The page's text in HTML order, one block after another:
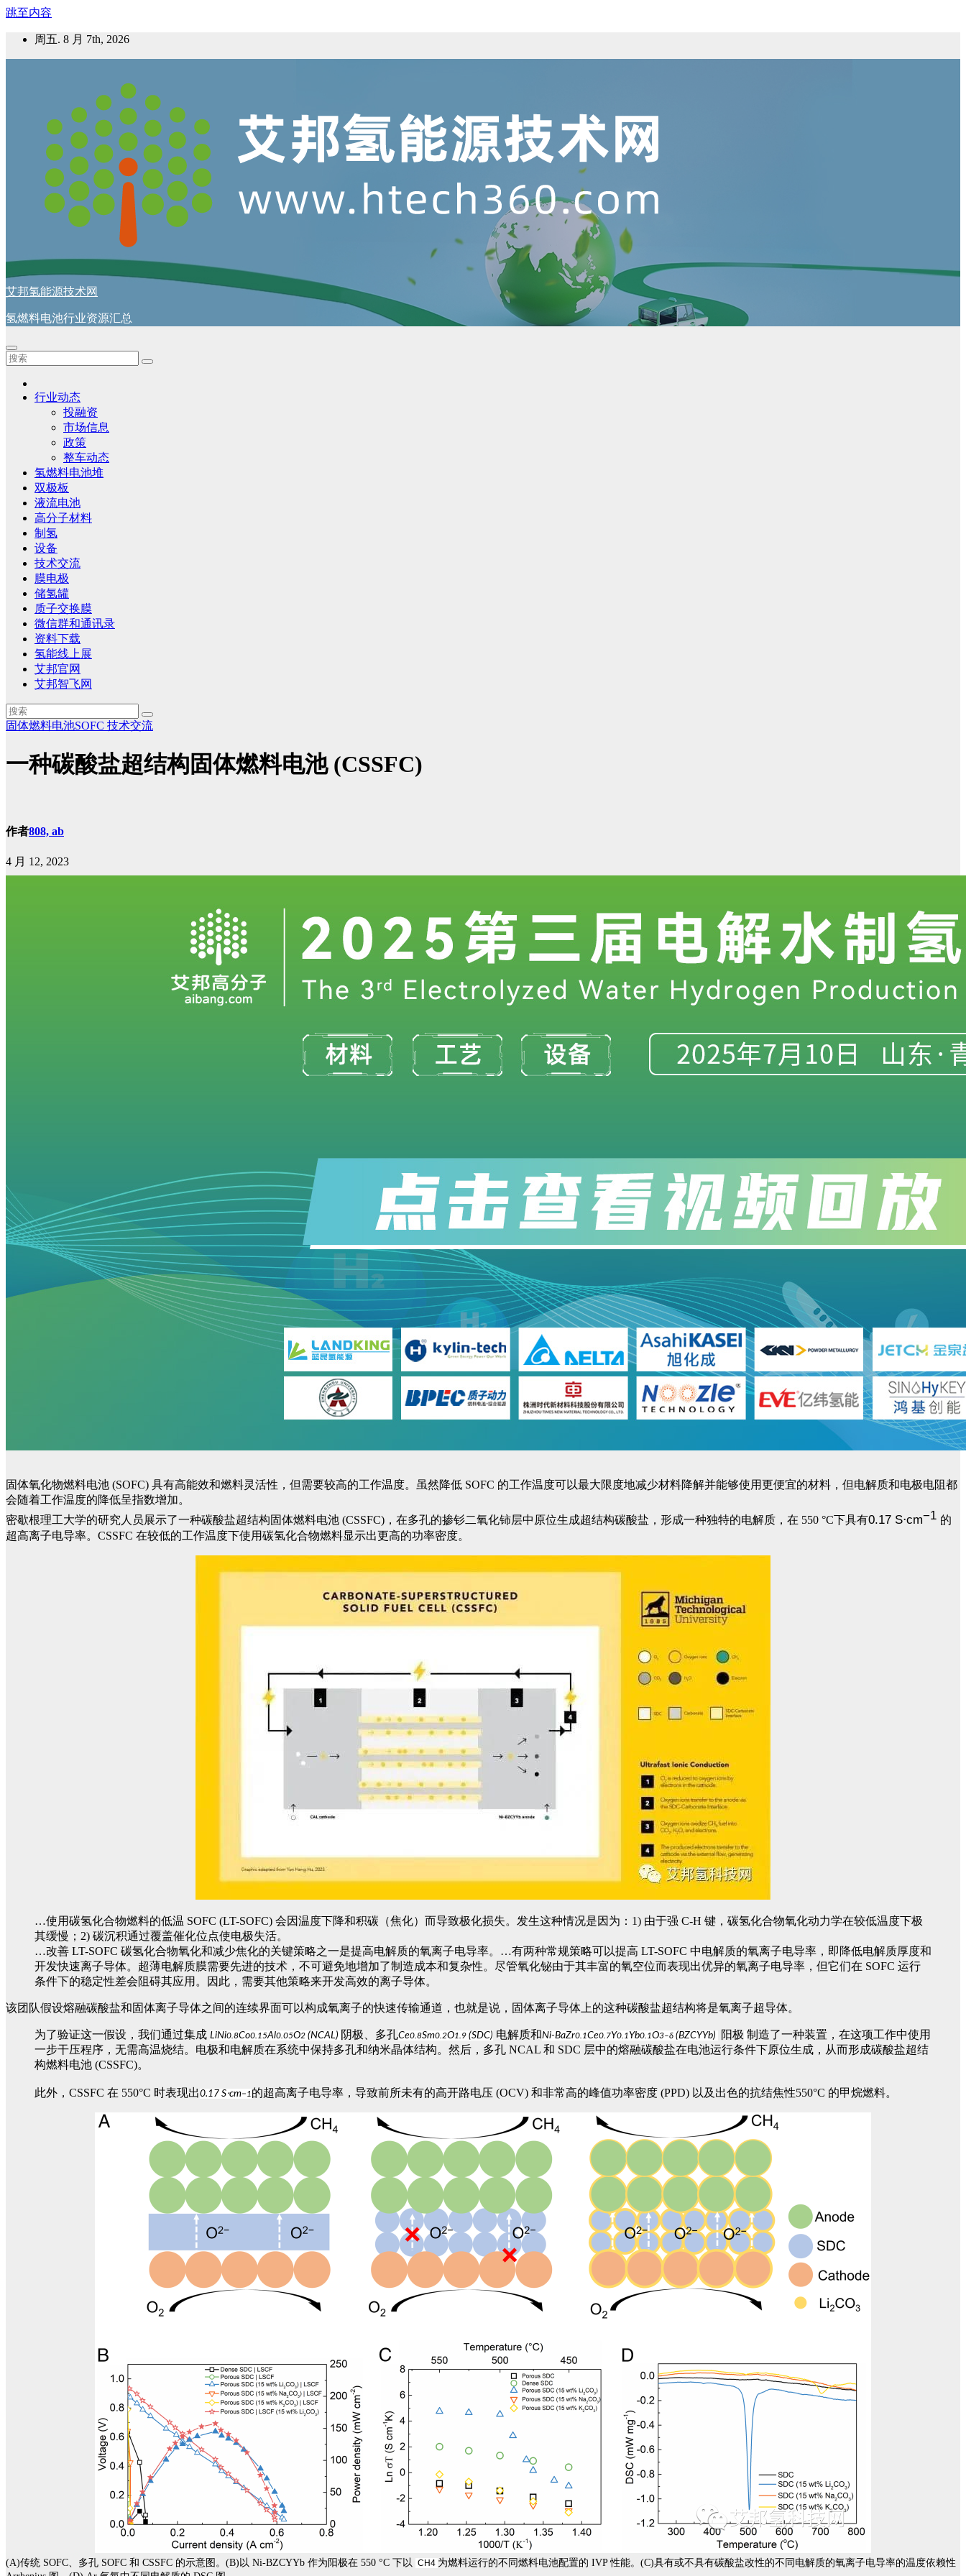
跳至内容
周五. 8 月 7th, 2026
艾邦氢能源技术网
氢燃料电池行业资源汇总
行业动态
投融资
市场信息
政策
整车动态
氢燃料电池堆
双极板
液流电池
高分子材料
制氢
设备
技术交流
膜电极
储氢罐
质子交换膜
微信群和通讯录
资料下载
氢能线上展
艾邦官网
艾邦智飞网
固体燃料电池SOFC 技术交流
一种碳酸盐超结构固体燃料电池 (CSSFC)
作者808, ab
4 月 12, 2023
固体氧化物燃料电池 (SOFC) 具有高能效和燃料灵活性，但需要较高的工作温度。虽然降低 SOFC 的工作温度可以最大限度地减少材料降解并能够使用更便宜的材料，但电解质和电极电阻都
会随着工作温度的降低呈指数增加。
密歇根理工大学的研究人员展示了一种碳酸盐超结构固体燃料电池 (CSSFC)，在多孔的掺钐二氧化铈层中原位生成超结构碳酸盐，形成一种独特的电解质，在 550 °C下具有0.17 S⋅cm−1 的
超高离子电导率。CSSFC 在较低的工作温度下使用碳氢化合物燃料显示出更高的功率密度。
…使用碳氢化合物燃料的低温 SOFC (LT-SOFC) 会因温度下降和积碳（焦化）而导致极化损失。发生这种情况是因为：1) 由于强 C-H 键，碳氢化合物氧化动力学在较低温度下极
其缓慢；2) 碳沉积通过覆盖催化位点使电极失活。
…改善 LT-SOFC 碳氢化合物氧化和减少焦化的关键策略之一是提高电解质的氧离子电导率。…有两种常规策略可以提高 LT-SOFC 中电解质的氧离子电导率，即降低电解质厚度和
开发快速离子导体。超薄电解质膜需要先进的技术，不可避免地增加了制造成本和复杂性。尽管氧化铋由于其丰富的氧空位而表现出优异的氧离子电导率，但它们在 SOFC 运行
条件下的稳定性差会阻碍其应用。因此，需要其他策略来开发高效的离子导体。
该团队假设熔融碳酸盐和固体离子导体之间的连续界面可以构成氧离子的快速传输通道，也就是说，固体离子导体上的这种碳酸盐超结构将是氧离子超导体。
为了验证这一假设，我们通过集成 LiNi0.8Co0.15Al0.05O2 (NCAL) 阴极、多孔Ce0.8Sm0.2O1.9 (SDC) 电解质和Ni-BaZr0.1Ce0.7Y0.1 Yb0.1O3–δ (BZCYYb) 阳极 制造了一种装置，在这项工作中使用
一步干压程序，无需高温烧结。电极和电解质在系统中保持多孔和纳米晶体结构。然后，多孔 NCAL 和 SDC 层中的熔融碳酸盐在电池运行条件下原位生成，从而形成碳酸盐超结
构燃料电池 (CSSFC)。
此外，CSSFC 在 550°C 时表现出0.17 S⋅cm−1 的超高离子电导率，导致前所未有的高开路电压 (OCV) 和非常高的峰值功率密度 (PPD) 以及出色的抗结焦性550°C 的甲烷燃料。
(A)传统 SOFC、多孔 SOFC 和 CSSFC 的示意图。(B)以 Ni-BZCYYb 作为阳极在 550 °C 下以 CH4 为燃料运行的不同燃料电池配置的 IVP 性能。(C)具有或不具有碳酸盐改性的不同电解质的氧离子电导率的温度依赖性